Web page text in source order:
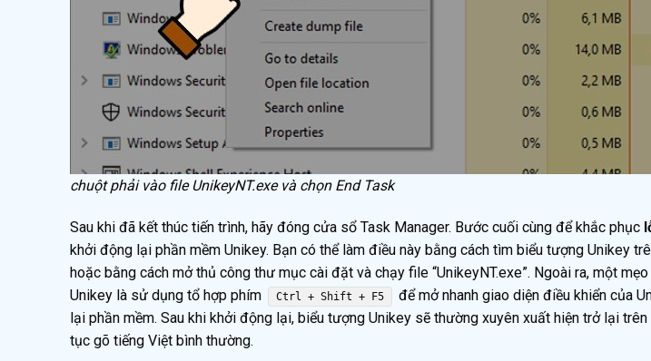
chuột phải vào file UnikeyNT.exe và chọn End Task
Sau khi đã kết thúc tiến trình, hãy đóng cửa sổ Task Manager. Bước cuối cùng để khắc phục
khởi động lại phần mềm Unikey. Bạn có thể làm điều này bằng cách tìm biểu tượng Unikey
hoặc bằng cách mở thủ công thư mục cài đặt và chạy file “UnikeyNT.exe”. Ngoài ra, một
Unikey là sử dụng tổ hợp phím
Ctrl + Shift + F5
để mở nhanh giao diện điều khiển của
lại phần mềm. Sau khi khởi động lại, biểu tượng Unikey sẽ thường xuyên xuất hiện trở lại
tục gõ tiếng Việt bình thường.